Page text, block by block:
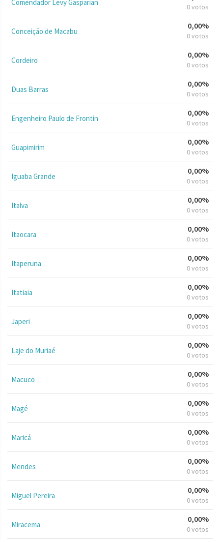
Comendador Levy Gasparian 0 votos
Conceição de Macabu
0,00%
0 votos
Cordeiro
0,00%
0 votos
Duas Barras
0,00%
0 votos
Engenheiro Paulo de Frontin
0,00%
0 votos
Guapimirim
0,00%
0 votos
Iguaba Grande
0,00%
0 votos
Italva
0,00%
0 votos
Itaocara
0,00%
0 votos
Itaperuna
0,00%
0 votos
Itatiaia
0,00%
0 votos
Japeri
0,00%
0 votos
Laje do Muriaé
0,00%
0 votos
Macuco
0,00%
0 votos
Magé
0,00%
0 votos
Maricá
0,00%
0 votos
Mendes
0,00%
0 votos
Miguel Pereira
0,00%
0 votos
Miracema
0,00%
0 votos